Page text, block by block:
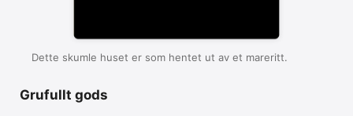
Dette skumle huset er som hentet ut av et mareritt.
Grufullt gods